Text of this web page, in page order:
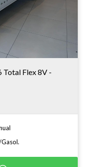
Flex 8V -